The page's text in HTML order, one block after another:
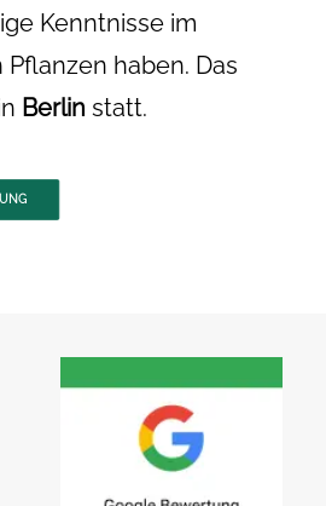
Kenntnisse im
haben. Das
Berlin statt.